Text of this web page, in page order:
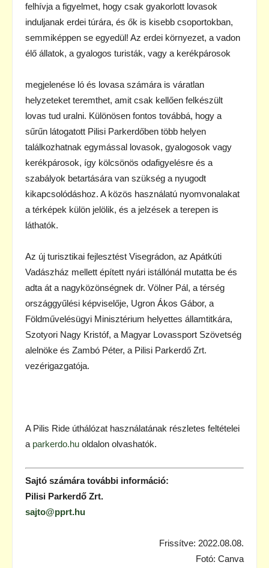
felhívja a figyelmet, hogy csak gyakorlott lovasok
induljanak erdei túrára, és ők is kisebb csoportokban,
semmiképpen se egyedül! Az erdei környezet, a vadon
élő állatok, a gyalogos turisták, vagy a kerékpárosok
megjelenése ló és lovasa számára is váratlan
helyzeteket teremthet, amit csak kellően felkészült
lovas tud uralni. Különösen fontos továbbá, hogy a
sűrűn látogatott Pilisi Parkerdőben több helyen
találkozhatnak egymással lovasok, gyalogosok vagy
kerékpárosok, így kölcsönös odafigyelésre és a
szabályok betartására van szükség a nyugodt
kikapcsolódáshoz. A közös használatú nyomvonalakat
a térképek külön jelölik, és a jelzések a terepen is
láthatók.
Az új turisztikai fejlesztést Visegrádon, az Apátkúti
Vadászház mellett épített nyári istállónál mutatta be és
adta át a nagyközönségnek dr. Völner Pál, a térség
országgyűlési képviselője, Ugron Ákos Gábor, a
Földművelésügyi Minisztérium helyettes államtitkára,
Szotyori Nagy Kristóf, a Magyar Lovassport Szövetség
alelnöke és Zambó Péter, a Pilisi Parkerdő Zrt.
vezérigazgatója.
A Pilis Ride úthálózat használatának részletes feltételei
a parkerdo.hu oldalon olvashatók.
Sajtó számára további információ:
Pilisi Parkerdő Zrt.
sajto@pprt.hu
Frissítve: 2022.08.08.
Fotó: Canva